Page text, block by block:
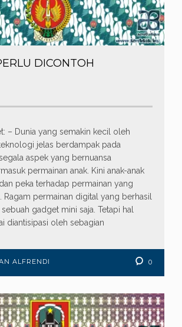
DICONTOH
– Dunia yang semakin kecil oleh
jelas berdampak pada
aspek yang bernuansa
permainan anak. Kini anak-anak
peka terhadap permainan yang
Ragam permainan digital yang berhasil
gadget mini saja. Tetapi hal
diantisipasi oleh sebagian
ALFRENDI 0